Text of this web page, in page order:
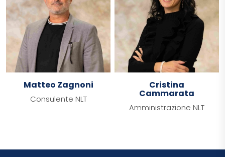
Matteo Zagnoni
Consulente NLT
Cristina
Cammarata
Amministrazione NLT